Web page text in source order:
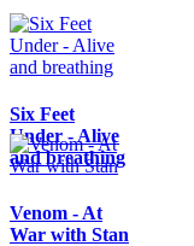
Six Feet
Under - Alive
and breathing
Venom - At
War with Stan